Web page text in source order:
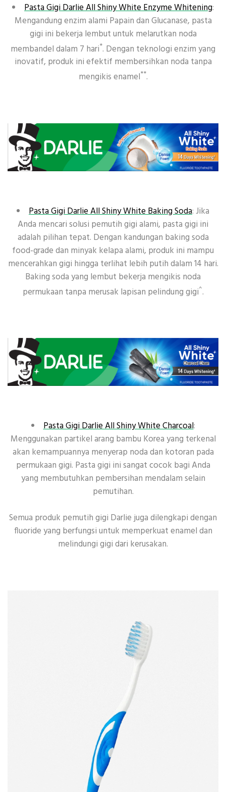
Pasta Gigi Darlie All Shiny White Enzyme Whitening:
Mengandung enzim alami Papain dan Glucanase, pasta
gigi ini bekerja lembut untuk melarutkan noda
membandel dalam 7 hari*. Dengan teknologi enzim yang
inovatif, produk ini efektif membersihkan noda tanpa
mengikis enamel**.
Pasta Gigi Darlie All Shiny White Baking Soda: Jika
Anda mencari solusi pemutih gigi alami, pasta gigi ini
adalah pilihan tepat. Dengan kandungan baking soda
food-grade dan minyak kelapa alami, produk ini mampu
mencerahkan gigi hingga terlihat lebih putih dalam 14 hari.
Baking soda yang lembut bekerja mengikis noda
permukaan tanpa merusak lapisan pelindung gigi^.
Pasta Gigi Darlie All Shiny White Charcoal:
Menggunakan partikel arang bambu Korea yang terkenal
akan kemampuannya menyerap noda dan kotoran pada
permukaan gigi. Pasta gigi ini sangat cocok bagi Anda
yang membutuhkan pembersihan mendalam selain
pemutihan.
Semua produk pemutih gigi Darlie juga dilengkapi dengan
fluoride yang berfungsi untuk memperkuat enamel dan
melindungi gigi dari kerusakan.